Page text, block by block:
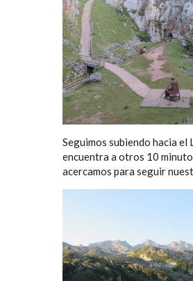
Seguimos subiendo hacia el
encuentra a otros 10
acercamos para seguir